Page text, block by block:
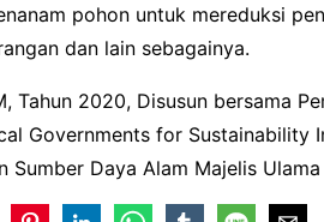
pohon untuk mereduksi
dan lain sebagainya.
Tahun 2020, Disusun bersama
Governments for Sustainability
Sumber Daya Alam Majelis